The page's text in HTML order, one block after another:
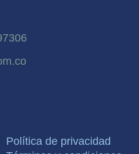
Política de privacidad